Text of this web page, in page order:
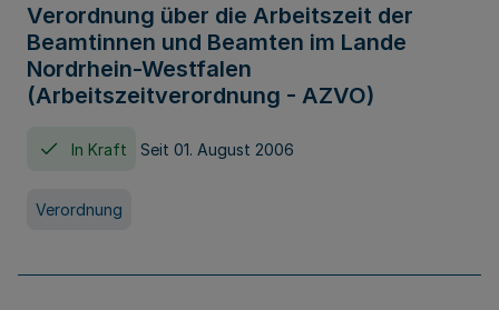
Verordnung über die Arbeitszeit der
Beamtinnen und Beamten im Lande
Nordrhein-Westfalen
(Arbeitszeitverordnung - AZVO)
In Kraft Seit 01. August 2006
Verordnung